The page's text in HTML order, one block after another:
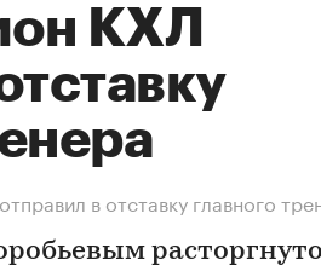
КХЛ
в отставку главного